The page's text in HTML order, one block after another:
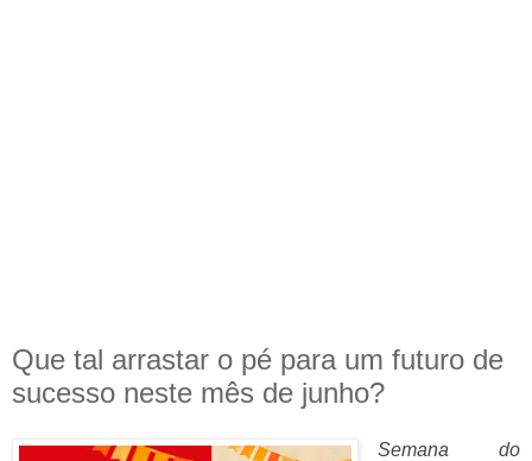
Que tal arrastar o pé para um futuro de
sucesso neste mês de junho?
Semana do